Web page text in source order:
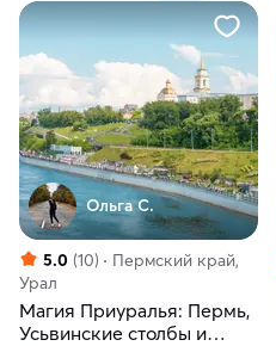
Ольга С.
5.0 (10)
Пермский край,
Урал
Магия Приуралья: Пермь,
Усьвинские столбы и